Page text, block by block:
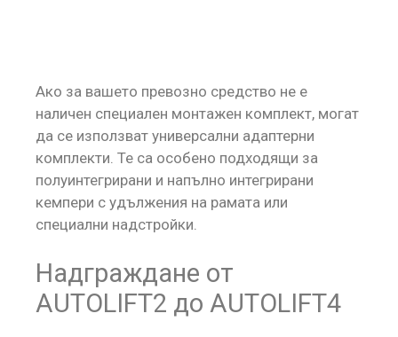
Ако за вашето превозно средство не е
наличен специален монтажен комплект, могат
да се използват универсални адаптерни
комплекти. Те са особено подходящи за
полуинтегрирани и напълно интегрирани
кемпери с удължения на рамата или
специални надстройки.
Надграждане от
AUTOLIFT2 до AUTOLIFT4